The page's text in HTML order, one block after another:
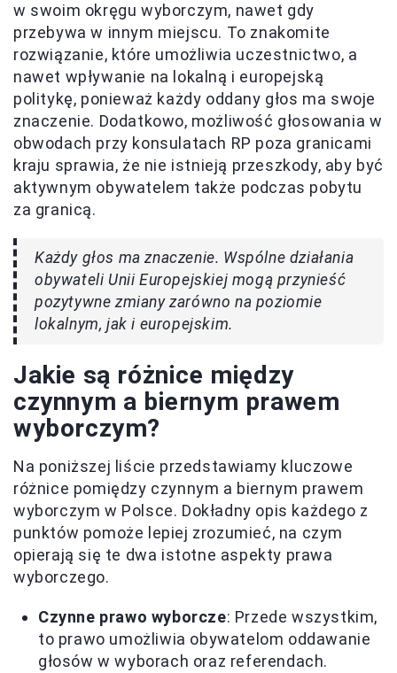
w swoim okręgu wyborczym, nawet gdy
przebywa w innym miejscu. To znakomite
rozwiązanie, które umożliwia uczestnictwo, a
nawet wpływanie na lokalną i europejską
politykę, ponieważ każdy oddany głos ma swoje
znaczenie. Dodatkowo, możliwość głosowania w
obwodach przy konsulatach RP poza granicami
kraju sprawia, że nie istnieją przeszkody, aby być
aktywnym obywatelem także podczas pobytu
za granicą.
Każdy głos ma znaczenie. Wspólne działania
obywateli Unii Europejskiej mogą przynieść
pozytywne zmiany zarówno na poziomie
lokalnym, jak i europejskim.
Jakie są różnice między
czynnym a biernym prawem
wyborczym?
Na poniższej liście przedstawiamy kluczowe
różnice pomiędzy czynnym a biernym prawem
wyborczym w Polsce. Dokładny opis każdego z
punktów pomoże lepiej zrozumieć, na czym
opierają się te dwa istotne aspekty prawa
wyborczego.
Czynne prawo wyborcze: Przede wszystkim,
to prawo umożliwia obywatelom oddawanie
głosów w wyborach oraz referendach.